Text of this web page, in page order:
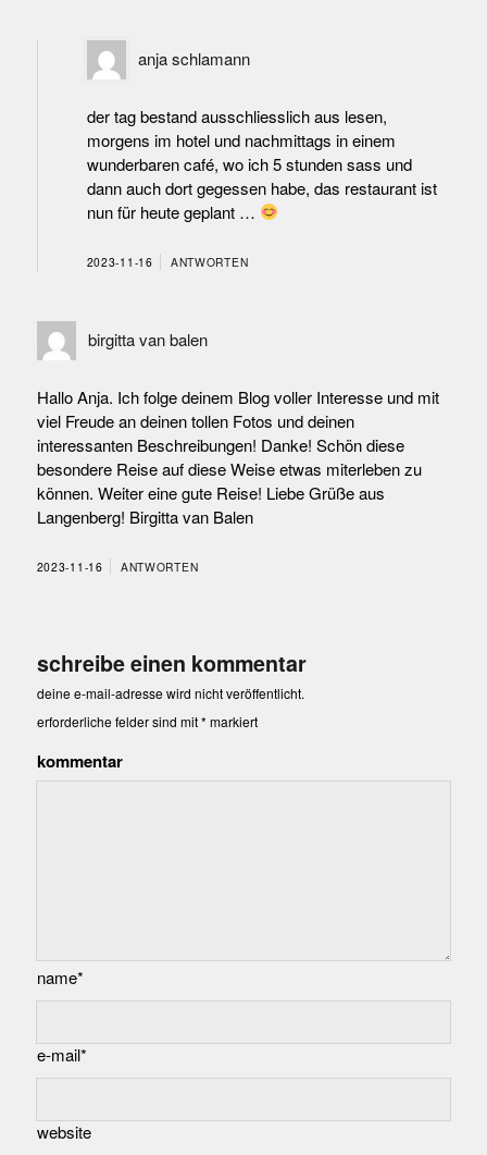
anja schlamann
der tag bestand ausschliesslich aus lesen,
morgens im hotel und nachmittags in einem
wunderbaren café, wo ich 5 stunden sass und
dann auch dort gegessen habe, das restaurant ist
nun für heute geplant …
2023-11-16 ANTWORTEN
birgitta van balen
Hallo Anja. Ich folge deinem Blog voller Interesse und mit
viel Freude an deinen tollen Fotos und deinen
interessanten Beschreibungen! Danke! Schön diese
besondere Reise auf diese Weise etwas miterleben zu
können. Weiter eine gute Reise! Liebe Grüße aus
Langenberg! Birgitta van Balen
2023-11-16 ANTWORTEN
schreibe einen kommentar
deine e-mail-adresse wird nicht veröffentlicht.
erforderliche felder sind mit* markiert
kommentar
name*
e-mail*
website